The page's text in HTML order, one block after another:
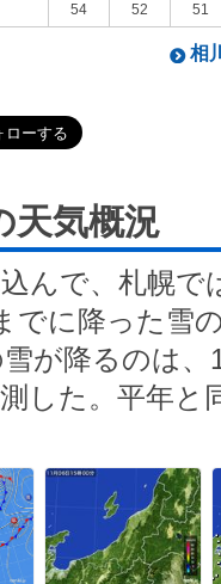
54 52 51
相
天気概況
んで、札幌で
でに降った雪
が降るのは、
した。平年と